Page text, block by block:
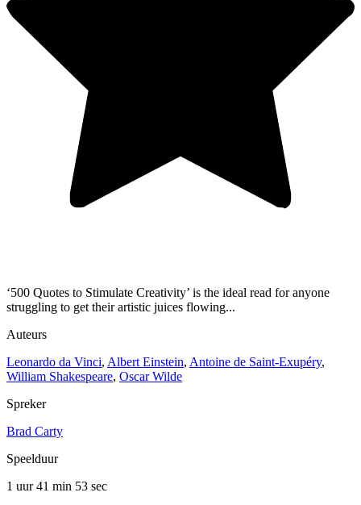
‘500 Quotes to Stimulate Creativity’ is the ideal read for anyone
struggling to get their artistic juices flowing...
Auteurs
Leonardo da Vinci, Albert Einstein, Antoine de Saint-Exupéry,
William Shakespeare, Oscar Wilde
Spreker
Brad Carty
Speelduur
1 uur 41 min 53 sec